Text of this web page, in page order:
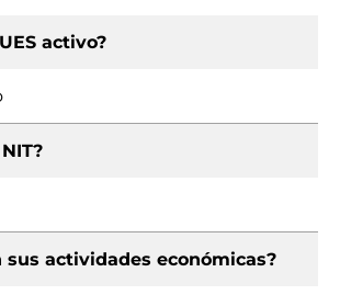
activo?
sus actividades económicas?